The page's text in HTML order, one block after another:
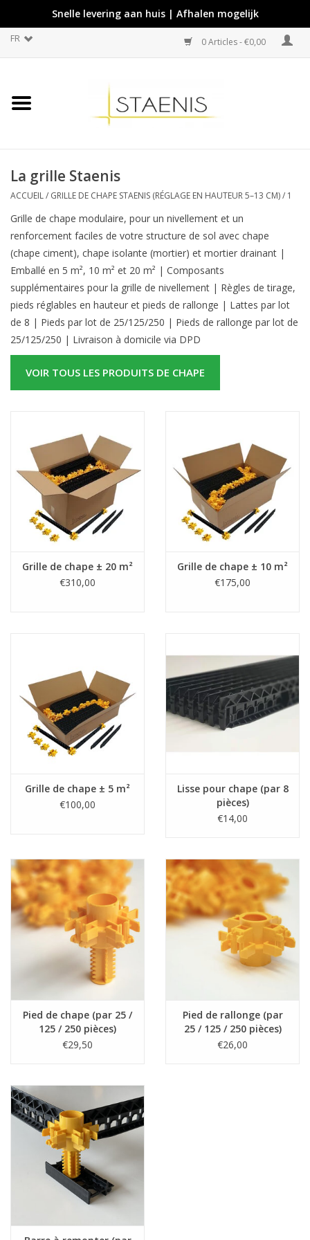
Snelle levering aan huis | Afhalen mogelijk
FR 0 Articles - €0,00
La grille Staenis
ACCUEIL/ GRILLE DE CHAPE STAENIS (RÉGLAGE EN HAUTEUR 5–13 CM)/ 1
Grille de chape modulaire, pour un nivellement et un
renforcement faciles de votre structure de sol avec chape
(chape ciment), chape isolante (mortier) et mortier drainant |
Emballé en 5 m², 10 m² et 20 m² | Composants
supplémentaires pour la grille de nivellement | Règles de tirage,
pieds réglables en hauteur et pieds de rallonge | Lattes par lot
de 8 | Pieds par lot de 25/125/250 | Pieds de rallonge par lot de
25/125/250 | Livraison à domicile via DPD
VOIR TOUS LES PRODUITS DE CHAPE
Grille de chape ± 20 m²
€310,00
Grille de chape ± 10 m²
€175,00
Grille de chape ± 5 m²
€100,00
Lisse pour chape (par 8
pièces)
€14,00
Pied de chape (par 25 /
125 / 250 pièces)
€29,50
Pied de rallonge (par
25 / 125 / 250 pièces)
€26,00